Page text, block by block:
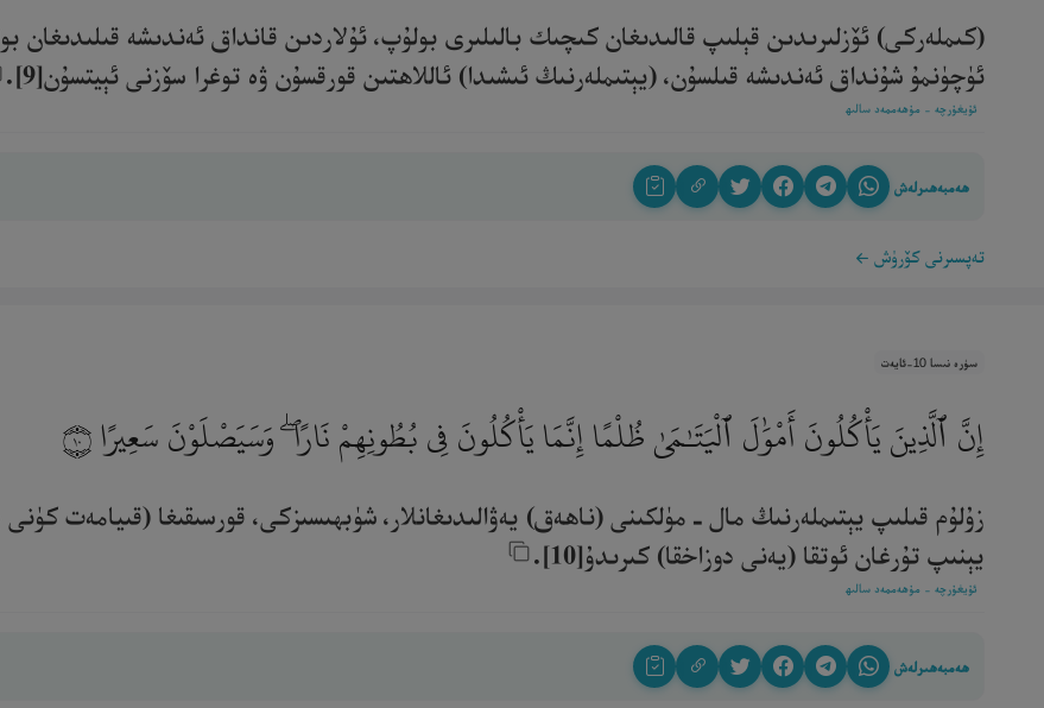
(كىملەركى) ئۆزلىرىدىن قېلىپ قالىدىغان كىچىك بالىلىرى بولۇپ، ئۇلاردىن قانداق ئەندىشە قىلىدىغان
ئۈچۈنمۇ شۇنداق ئەندىشە قىلسۇن، (يېتىملەرنىڭ ئىشىدا) ئاللاھتىن قورقسۇن ۋە توغرا سۆزنى ئېيتسۇن[9].‎
ئۇيغۇرچە - مۇھەممەد سالىھ
ھەمبەھىرلەش
تەپسىرنى كۆرۈش
سۈرە نىسا 10-ئايەت
إِنَّ ٱلَّذِينَ يَأْكُلُونَ أَمْوَٰلَ ٱلْيَتَـٰمَىٰ ظُلْمًا إِنَّمَا يَأْكُلُونَ فِى بُطُونِهِمْ نَارًا ۖ وَسَيَصْلَوْنَ سَعِيرًا ١٠
زۇلۇم قىلىپ يېتىملەرنىڭ مال ـ مۈلكىنى (ناھەق) يەۋالىدىغانلار، شۈبھىسىزكى، قورسىقىغا (قىيامەت كۈنى
يېنىپ تۇرغان ئوتقا (يەنى دوزاخقا) كىرىدۇ[10].‎
ئۇيغۇرچە - مۇھەممەد سالىھ
ھەمبەھىرلەش